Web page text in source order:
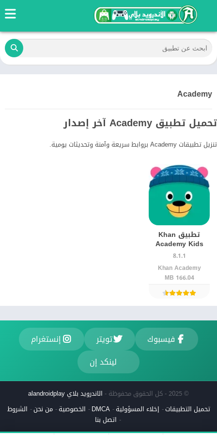
Academy
تحميل تطبيق Academy آخر إصدار
تنزيل تطبيقات Academy بروابط سريعة وآمنة وتحديثات يومية.
تطبيق Khan
Academy Kids
8.1.1
Khan Academy
166.04 MB
فيسبوك تويتر
إنستغرام
لينكد إن
© 2025 - كل الحقوق محفوظة -
الاندرويد بلاي alandroidplay
تحميل التطبيقات إخلاء المسؤولية DMCA الخصوصية من نحن الشروط
اتصل بنا